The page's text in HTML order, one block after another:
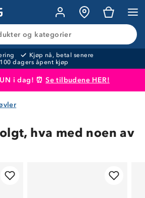
og kategorier
Kjøp nå, betal senere
100 dagers åpent kjøp
i dag! ⏰Se tilbudene HER!
er lagt i handlekurven
hva med noen av